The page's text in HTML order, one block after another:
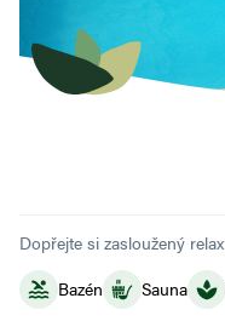
Dopřejte si zasloužený relax
Bazén
Sauna